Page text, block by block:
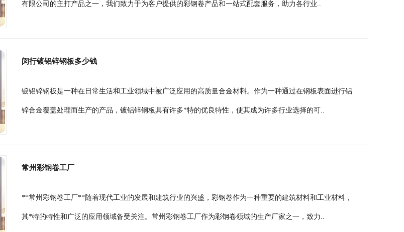
有限公司的主打产品之一，我们致力于为客户提供的彩钢卷产品和一站式配套服务，助力各行业..
闵行镀铝锌钢板多少钱
镀铝锌钢板是一种在日常生活和工业领域中被广泛应用的高质量合金材料。作为一种通过在钢板表面进行铝
锌合金覆盖处理而生产的产品，镀铝锌钢板具有许多*特的优良特性，使其成为许多行业选择的可..
常州彩钢卷工厂
**常州彩钢卷工厂**随着现代工业的发展和建筑行业的兴盛，彩钢卷作为一种重要的建筑材料和工业材料，
其*特的特性和广泛的应用领域备受关注。常州彩钢卷工厂作为彩钢卷领域的生产厂家之一，致力..